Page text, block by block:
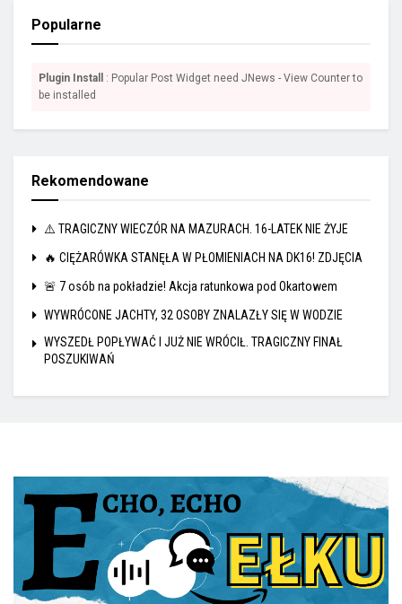
Popularne
Plugin Install
: Popular Post Widget need JNews - View Counter to
be installed
Rekomendowane
⚠️ TRAGICZNY WIECZÓR NA MAZURACH. 16-LATEK NIE ŻYJE
🔥 CIĘŻARÓWKA STANĘŁA W PŁOMIENIACH NA DK16! ZDJĘCIA
🚨 7 osób na pokładzie! Akcja ratunkowa pod Okartowem
WYWRÓCONE JACHTY, 32 OSOBY ZNALAZŁY SIĘ W WODZIE
WYSZEDŁ POPŁYWAĆ I JUŻ NIE WRÓCIŁ. TRAGICZNY FINAŁ
POSZUKIWAŃ